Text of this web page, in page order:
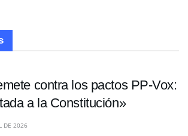
contra los pactos PP-Vox:
a la Constitución»
DE 2026